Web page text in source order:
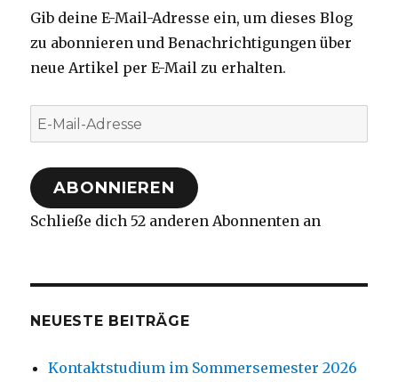
Gib deine E-Mail-Adresse ein, um dieses Blog
zu abonnieren und Benachrichtigungen über
neue Artikel per E-Mail zu erhalten.
E-
Mail-
Adresse
ABONNIEREN
Schließe dich 52 anderen Abonnenten an
NEUESTE BEITRÄGE
Kontaktstudium im Sommersemester 2026